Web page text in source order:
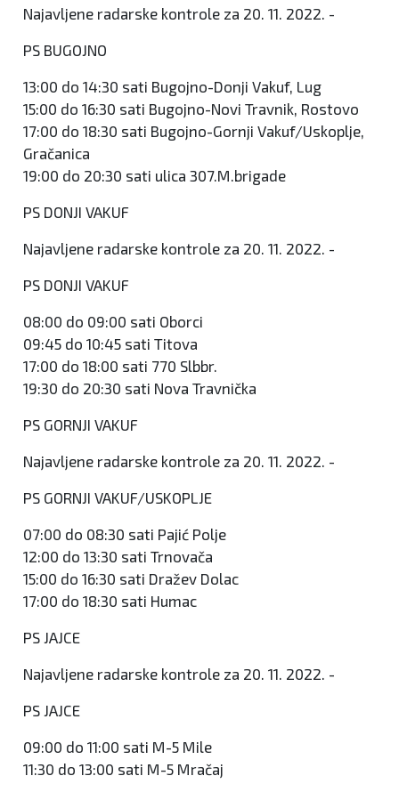
Najavljene radarske kontrole za 20. 11. 2022. -
PS BUGOJNO
13:00 do 14:30 sati Bugojno-Donji Vakuf, Lug
15:00 do 16:30 sati Bugojno-Novi Travnik, Rostovo
17:00 do 18:30 sati Bugojno-Gornji Vakuf/Uskoplje,
Gračanica
19:00 do 20:30 sati ulica 307.M.brigade
PS DONJI VAKUF
Najavljene radarske kontrole za 20. 11. 2022. -
PS DONJI VAKUF
08:00 do 09:00 sati Oborci
09:45 do 10:45 sati Titova
17:00 do 18:00 sati 770 Slbbr.
19:30 do 20:30 sati Nova Travnička
PS GORNJI VAKUF
Najavljene radarske kontrole za 20. 11. 2022. -
PS GORNJI VAKUF/USKOPLJE
07:00 do 08:30 sati Pajić Polje
12:00 do 13:30 sati Trnovača
15:00 do 16:30 sati Dražev Dolac
17:00 do 18:30 sati Humac
PS JAJCE
Najavljene radarske kontrole za 20. 11. 2022. -
PS JAJCE
09:00 do 11:00 sati M-5 Mile
11:30 do 13:00 sati M-5 Mračaj